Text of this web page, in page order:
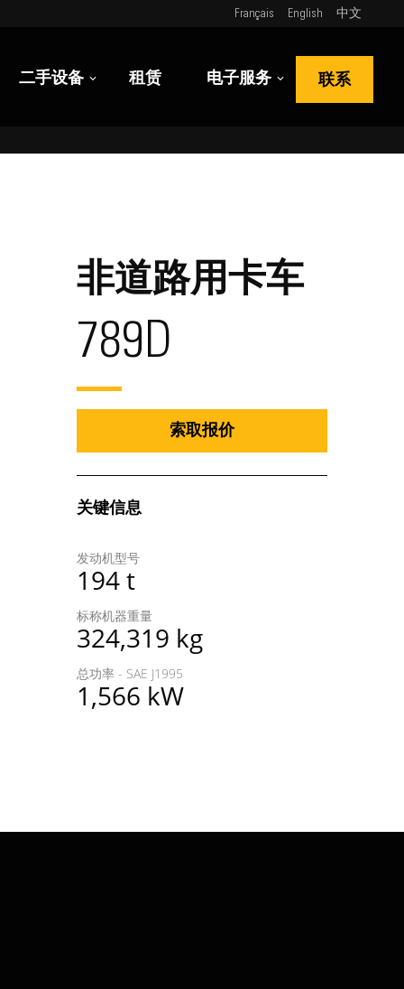
Français English 中文
二手设备 租赁 电子服务 联系
非道路用卡车
789D
索取报价
关键信息
发动机型号
194 t
标称机器重量
324,319 kg
总功率 - SAE J1995
1,566 kW